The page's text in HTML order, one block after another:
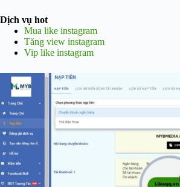
Dịch vụ hot
Mua like instagram
Tăng view instagram
Vip like instagram